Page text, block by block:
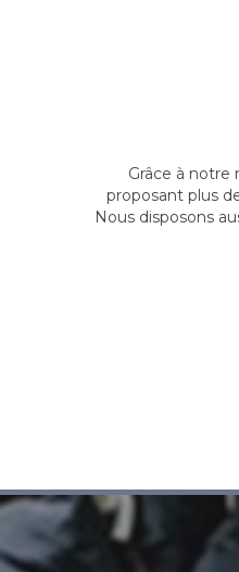
Grâce à notre
proposant plus
Nous disposons